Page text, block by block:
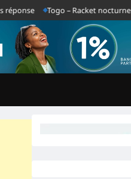
Togo – Racket nocturne : Deux